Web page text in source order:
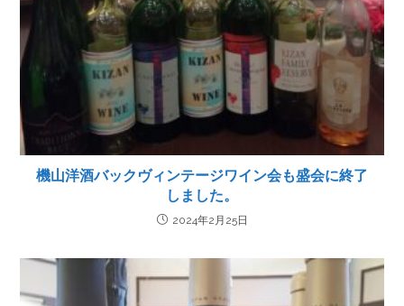
機山洋酒バックヴィンテージワイン会も盛会に終了
しました。
2024年2月25日